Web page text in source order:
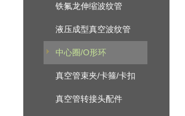
铁氟龙伸缩波纹管
液压成型真空波纹管
中心圈/O形环
真空管束夹/卡箍/卡扣
真空管转接头配件